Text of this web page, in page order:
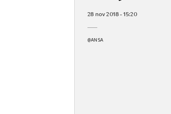
28 nov 2018 - 15:20
@ANSA